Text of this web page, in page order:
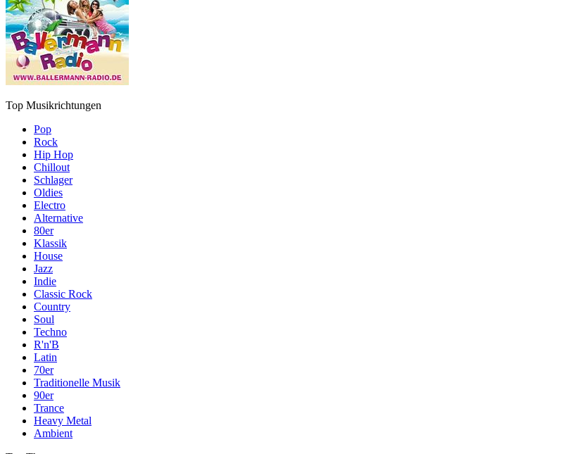
Top Musikrichtungen
Pop
Rock
Hip Hop
Chillout
Schlager
Oldies
Electro
Alternative
80er
Klassik
House
Jazz
Indie
Classic Rock
Country
Soul
Techno
R'n'B
Latin
70er
Traditionelle Musik
90er
Trance
Heavy Metal
Ambient